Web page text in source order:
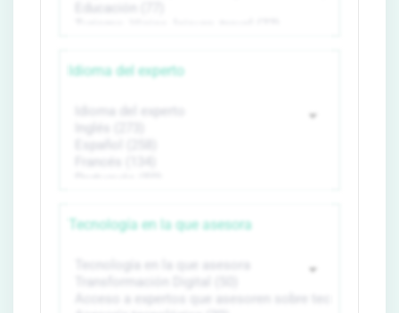
Idioma del experto
Tecnología en la que asesora